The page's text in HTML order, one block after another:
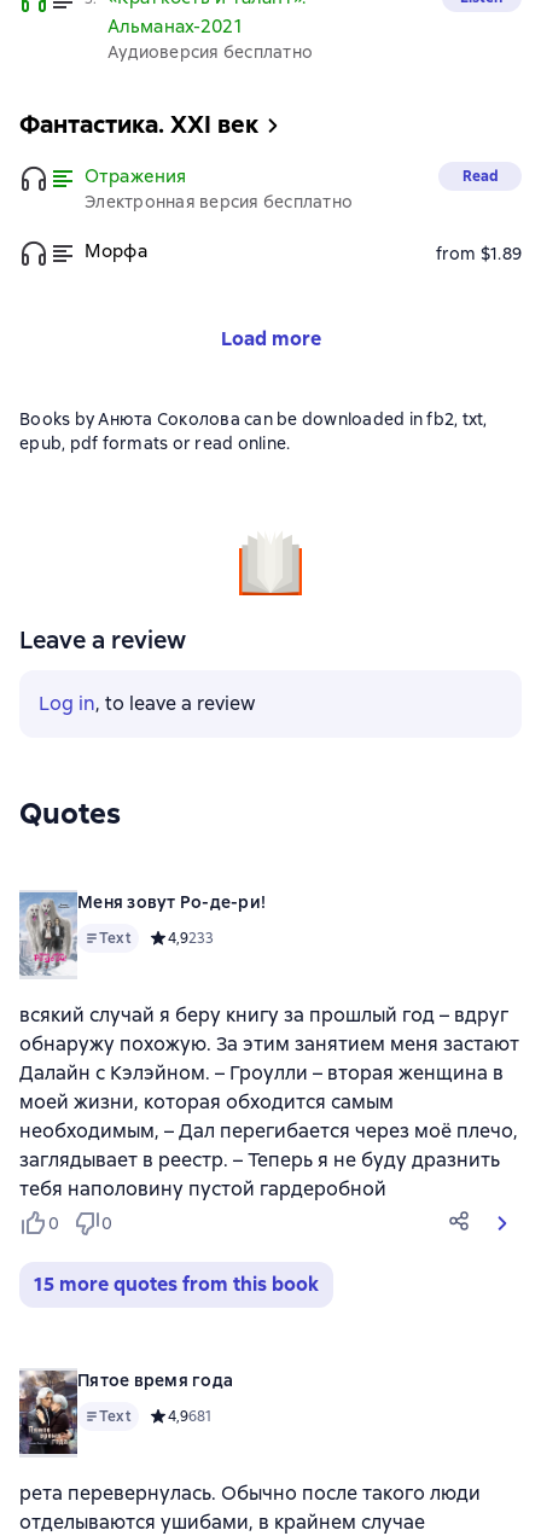
Альманах-2021
Аудиоверсия бесплатно
Фантастика. XXI век
Отражения
Электронная версия бесплатно
Read
Морфа from $1.89
Load more
Books by Анюта Соколова can be downloaded in fb2, txt,
epub, pdf formats or read online.
Leave a review
Log in, to leave a review
Quotes
Меня зовут Ро-де-ри!
Text Средний рейтинг 4,9 на основе 233 оценок
4,9233
всякий случай я беру книгу за прошлый год – вдруг
обнаружу похожую. За этим занятием меня застают
Далайн с Кэлэйном. – Гроулли – вторая женщина в
моей жизни, которая обходится самым
необходимым, – Дал перегибается через моё плечо,
заглядывает в реестр. – Теперь я не буду дразнить
тебя наполовину пустой гардеробной
0 0
15 more quotes from this book
Пятое время года
Text Средний рейтинг 4,9 на основе 681 оценок
4,9681
рета перевернулась. Обычно после такого люди
отделываются ушибами, в крайнем случае